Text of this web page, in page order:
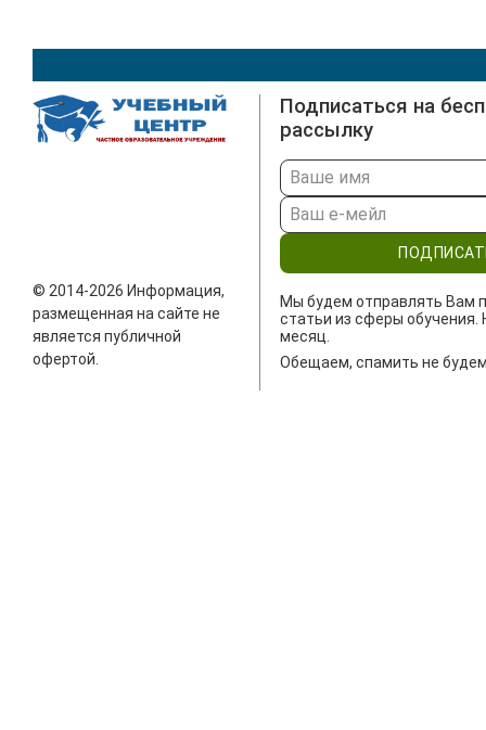
© 2014-2026 Информация,
размещенная на сайте не
является публичной
офертой.
Подписаться на
рассылку
Мы будем отправлять Вам
статьи из сферы обучения.
месяц.
Обещаем, спамить не